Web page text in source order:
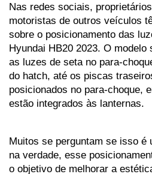
Nas redes sociais,
motoristas de outros veículos
sobre o posicionamento das
Hyundai HB20 2023. O modelo
as luzes de seta no para-
do hatch, até os piscas
posicionados no para-choque,
estão integrados às lanternas.
Muitos se perguntam se isso é
na verdade, esse
o objetivo de melhorar a